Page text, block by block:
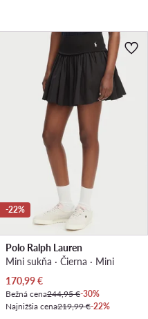
-22%
Polo Ralph Lauren
Mini sukňa · Čierna · Mini
Aktuálna cena
170,99€
Bežná cena244,95 €-30%
Najnižšia cena219,99 €-22%